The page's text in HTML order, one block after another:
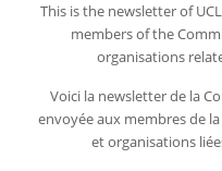
This is the newsletter of
members of the
organisations
Voici la newsletter de la
envoyée aux membres de
et organisations